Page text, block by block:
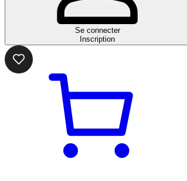
Se connecter
Inscription